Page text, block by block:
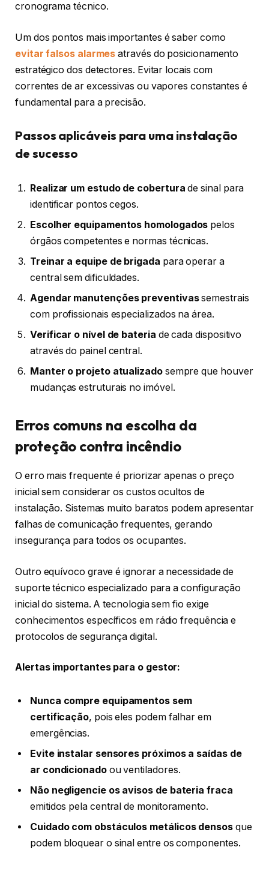
cronograma técnico.
Um dos pontos mais importantes é saber como
evitar falsos alarmes através do posicionamento
estratégico dos detectores. Evitar locais com
correntes de ar excessivas ou vapores constantes é
fundamental para a precisão.
Passos aplicáveis para uma instalação
de sucesso
Realizar um estudo de cobertura de sinal para
identificar pontos cegos.
Escolher equipamentos homologados pelos
órgãos competentes e normas técnicas.
Treinar a equipe de brigada para operar a
central sem dificuldades.
Agendar manutenções preventivassemestrais
com profissionais especializados na área.
Verificar o nível de bateria de cada dispositivo
através do painel central.
Manter o projeto atualizadosempre que houver
mudanças estruturais no imóvel.
Erros comuns na escolha da
proteção contra incêndio
O erro mais frequente é priorizar apenas o preço
inicial sem considerar os custos ocultos de
instalação. Sistemas muito baratos podem apresentar
falhas de comunicação frequentes, gerando
insegurança para todos os ocupantes.
Outro equívoco grave é ignorar a necessidade de
suporte técnico especializado para a configuração
inicial do sistema. A tecnologia sem fio exige
conhecimentos específicos em rádio frequência e
protocolos de segurança digital.
Alertas importantes para o gestor:
Nunca compre equipamentos sem
certificação, pois eles podem falhar em
emergências.
Evite instalar sensores próximos a saídas de
ar condicionadoou ventiladores.
Não negligencie os avisos de bateria fraca
emitidos pela central de monitoramento.
Cuidado com obstáculos metálicos densosque
podem bloquear o sinal entre os componentes.